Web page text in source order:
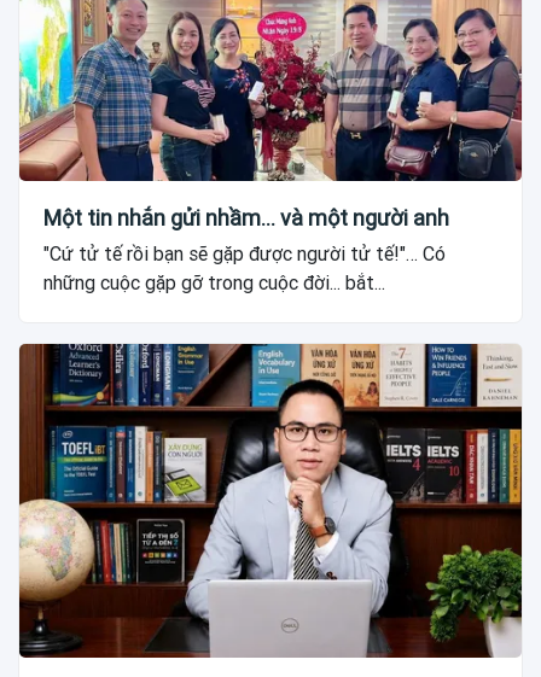
Một tin nhắn gửi nhầm... và một người anh
"Cứ tử tế rồi bạn sẽ gặp được người tử tế!"… Có
những cuộc gặp gỡ trong cuộc đời... bắt...